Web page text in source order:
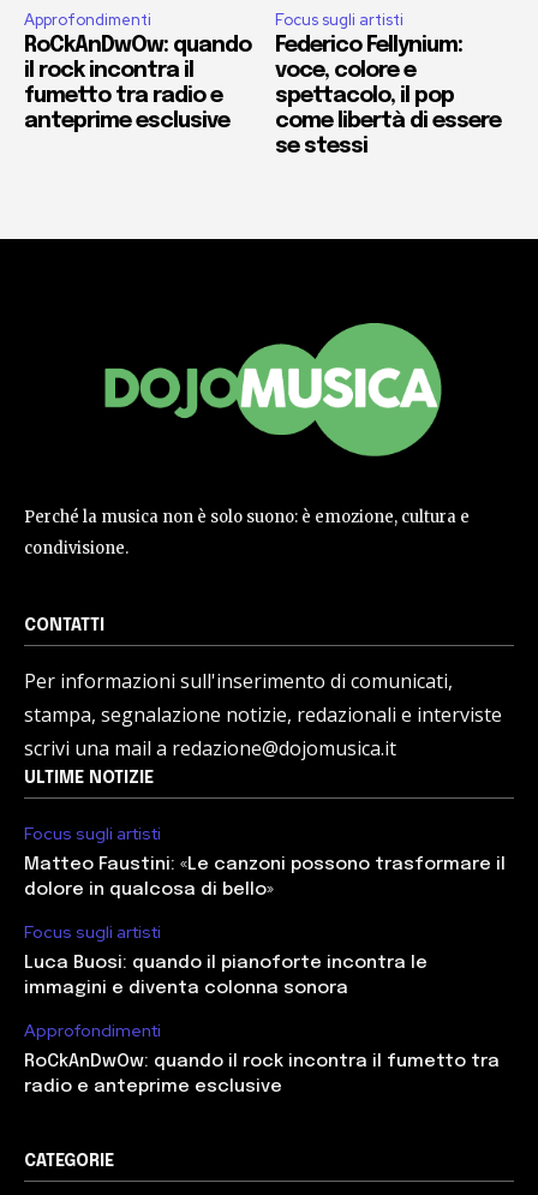
Approfondimenti
RoCkAnDwOw: quando
il rock incontra il
fumetto tra radio e
anteprime esclusive
Focus sugli artisti
Federico Fellynium:
voce, colore e
spettacolo, il pop
come libertà di essere
se stessi
Perché la musica non è solo suono: è emozione, cultura e
condivisione.
CONTATTI
Per informazioni sull'inserimento di comunicati,
stampa, segnalazione notizie, redazionali e interviste
scrivi una mail a redazione@dojomusica.it
ULTIME NOTIZIE
Focus sugli artisti
Matteo Faustini: «Le canzoni possono trasformare il
dolore in qualcosa di bello»
Focus sugli artisti
Luca Buosi: quando il pianoforte incontra le
immagini e diventa colonna sonora
Approfondimenti
RoCkAnDwOw: quando il rock incontra il fumetto tra
radio e anteprime esclusive
CATEGORIE